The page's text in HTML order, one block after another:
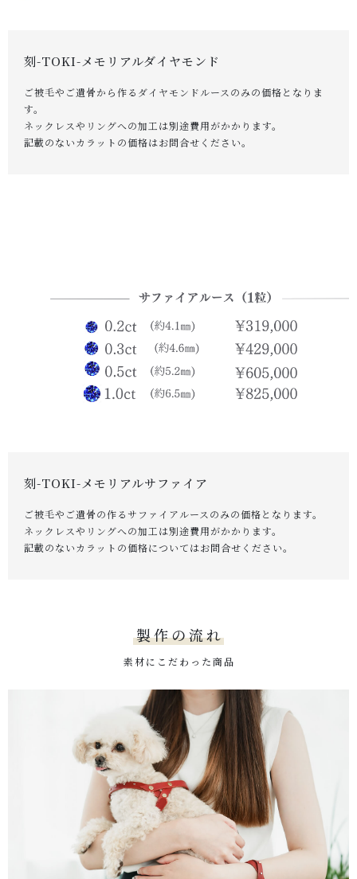
CONTENTS
コンテンツ
PRIVACY
プライバシーポリシー
刻-TOKI-メモリアルダイヤモンド
ご被毛やご遺骨から作るダイヤモンドルースのみの価格となりま
す。
ネックレスやリングへの加工は別途費用がかかります。
記載のないカラットの価格はお問合せください。
刻-TOKI-メモリアルサファイア
ご被毛やご遺骨の作るサファイアルースのみの価格となります。
ネックレスやリングへの加工は別途費用がかかります。
記載のないカラットの価格についてはお問合せください。
製作の流れ
素材にこだわった商品